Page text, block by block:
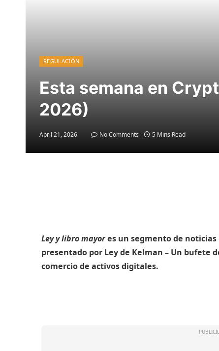
REGULACIÓN
Esta semana en
2026)
April 21, 2026 No Comments 5 Mins Read
Ley y libro mayores un segmento de
presentado por Ley de Kelman – Un bufete
comercio de activos digitales.